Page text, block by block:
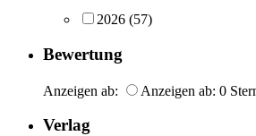
2026 (57)
Bewertung
Anzeigen ab: Anzeigen ab: 0
Verlag